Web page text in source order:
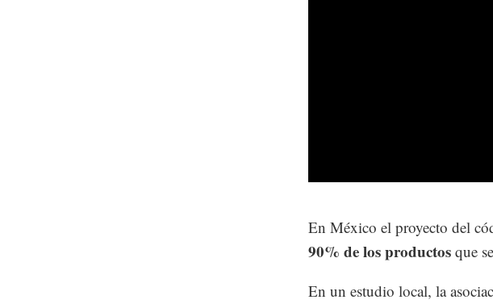
En México el proyecto del
90% de los productos que
En un estudio local, la